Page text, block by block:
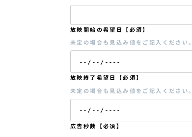
放映開始の希望日【必須】
未定の場合も見込み値をご記入ください。
放映終了希望日【必須】
未定の場合も見込み値をご記入ください。
広告秒数【必須】